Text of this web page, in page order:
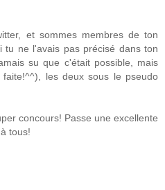
et sommes membres de ton
tu ne l'avais pas précisé dans ton
su que c'était possible, mais
les deux sous le pseudo
concours! Passe une excellente
tous!